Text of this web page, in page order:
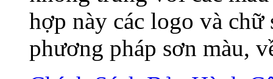
hợp này các logo và chữ
phương pháp sơn màu,